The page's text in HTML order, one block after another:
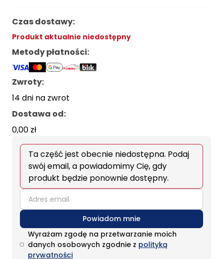
Czas dostawy:
Produkt aktualnie niedostępny
Metody płatności:
Zwroty:
14 dni na zwrot
Dostawa od:
0,00 zł
Ta część jest obecnie niedostępna. Podaj
swój email, a powiadomimy Cię, gdy
produkt będzie ponownie dostępny.
email
Powiadom mnie
Wyrażam zgodę na przetwarzanie moich
danych osobowych zgodnie z polityką
prywatności